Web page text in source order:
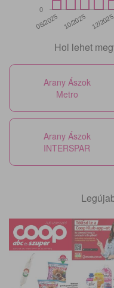
08/2025 10/2025 12/2025
0
Hol lehet
Arany Ászok
Metro
Arany Ászok
INTERSPAR